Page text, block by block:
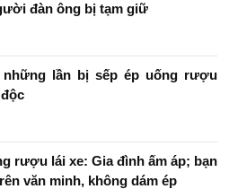
đàn ông bị tạm giữ
những lần bị sếp ép uống rượu
rượu lái xe: Gia đình ấm áp; bạn
văn minh, không dám ép